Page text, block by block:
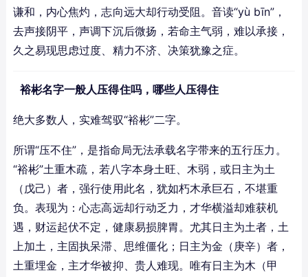
谦和，内心焦灼，志向远大却行动受阻。音读“yù bīn”，
去声接阴平，声调下沉后微扬，若命主气弱，难以承接，
久之易现思虑过度、精力不济、决策犹豫之症。
裕彬名字一般人压得住吗，哪些人压得住
绝大多数人，实难驾驭“裕彬”二字。
所谓“压不住”，是指命局无法承载名字带来的五行压力。
“裕彬”土重木疏，若八字本身土旺、木弱，或日主为土
（戊己）者，强行使用此名，犹如朽木承巨石，不堪重
负。表现为：心志高远却行动乏力，才华横溢却难获机
遇，财运起伏不定，健康易损脾胃。尤其日主为土者，土
上加土，主固执呆滞、思维僵化；日主为金（庚辛）者，
土重埋金，主才华被抑、贵人难现。唯有日主为木（甲